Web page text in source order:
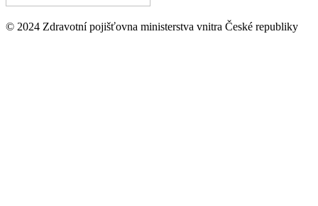
© 2024 Zdravotní pojišťovna ministerstva vnitra České republiky